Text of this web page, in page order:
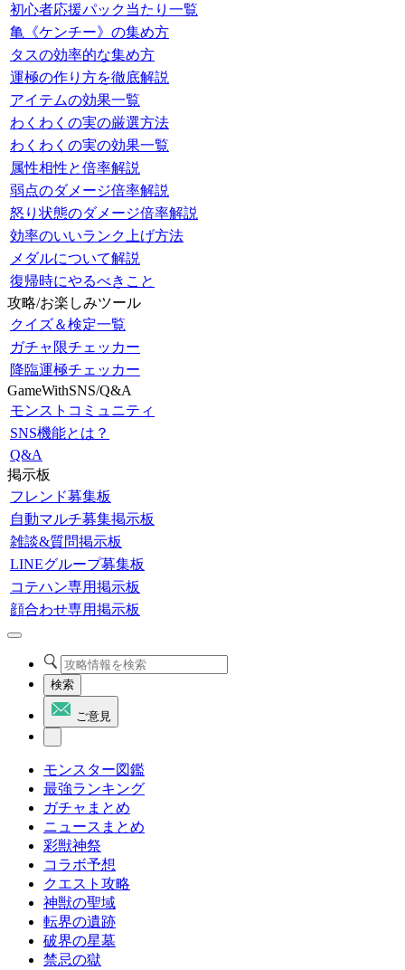
初心者応援パック当たり一覧
亀《ケンチー》の集め方
タスの効率的な集め方
運極の作り方を徹底解説
アイテムの効果一覧
わくわくの実の厳選方法
わくわくの実の効果一覧
属性相性と倍率解説
弱点のダメージ倍率解説
怒り状態のダメージ倍率解説
効率のいいランク上げ方法
メダルについて解説
復帰時にやるべきこと
攻略/お楽しみツール
クイズ＆検定一覧
ガチャ限チェッカー
降臨運極チェッカー
GameWithSNS/Q&A
モンストコミュニティ
SNS機能とは？
Q&A
掲示板
フレンド募集板
自動マルチ募集掲示板
雑談&質問掲示板
LINEグループ募集板
コテハン専用掲示板
顔合わせ専用掲示板
検索
ご意見
モンスター図鑑
最強ランキング
ガチャまとめ
ニュースまとめ
彩獣神祭
コラボ予想
クエスト攻略
神獣の聖域
転界の遺跡
破界の星墓
禁忌の獄